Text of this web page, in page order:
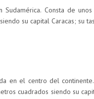
Sudamérica. Consta de
su capital Caracas; su
en el centro del
cuadrados siendo su